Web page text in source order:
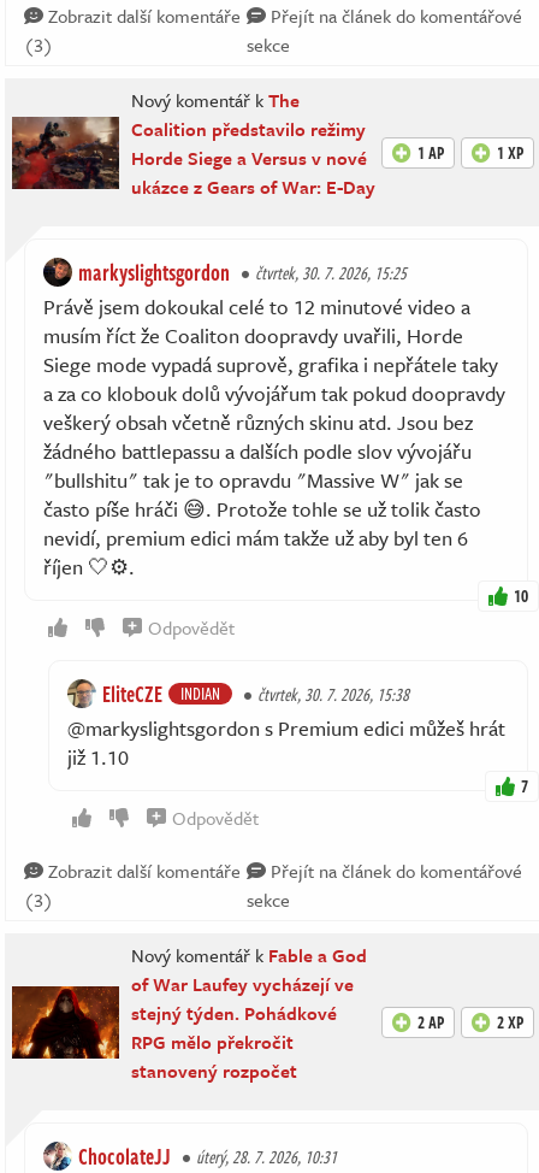
Zobrazit další komentáře
(3)
Přejít na článek do komentářové
sekce
Nový komentář kThe
Coalition představilo režimy
Horde Siege a Versus v nové
ukázce z Gears of War: E-Day
1 AP 1 XP
markyslightsgordon čtvrtek, 30. 7. 2026, 15:25
Právě jsem dokoukal celé to 12 minutové video a
musím říct že Coaliton doopravdy uvařili, Horde
Siege mode vypadá suprově, grafika i nepřátele taky
a za co klobouk dolů vývojářum tak pokud doopravdy
veškerý obsah včetně různých skinu atd. Jsou bez
žádného battlepassu a dalších podle slov vývojářu
"bullshitu" tak je to opravdu "Massive W" jak se
často píše hráči 😅. Protože tohle se už tolik často
nevidí, premium edici mám takže už aby byl ten 6
říjen 🤍⚙️.
10
Odpovědět
EliteCZE INDIAN čtvrtek, 30. 7. 2026, 15:38
@markyslightsgordon s Premium edici můžeš hrát
již 1.10
7
Odpovědět
Zobrazit další komentáře
(3)
Přejít na článek do komentářové
sekce
Nový komentář k Fable a God
of War Laufey vycházejí ve
stejný týden. Pohádkové
RPG mělo překročit
stanovený rozpočet
2 AP 2 XP
ChocolateJJ úterý, 28. 7. 2026, 10:31